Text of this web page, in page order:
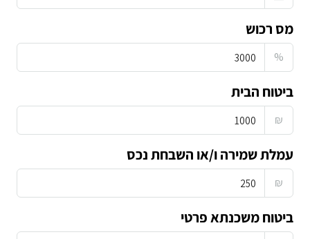
מס רכוש
%
ביטוח הבית
₪
עמלת שמירה ו/או השבחת נכס
₪
ביטוח משכנתא פרטי